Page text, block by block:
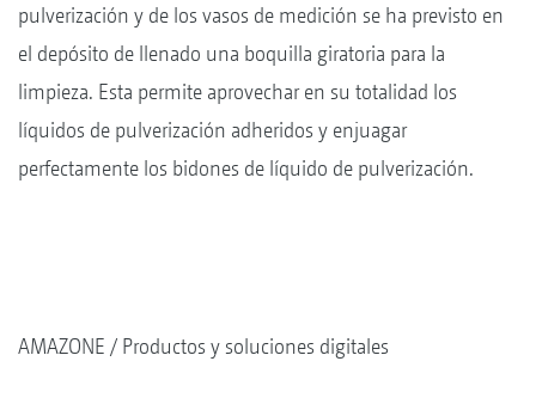
pulverización y de los vasos de medición se ha previsto en
el depósito de llenado una boquilla giratoria para la
limpieza. Esta permite aprovechar en su totalidad los
líquidos de pulverización adheridos y enjuagar
perfectamente los bidones de líquido de pulverización.
AMAZONE Productos y soluciones digitales